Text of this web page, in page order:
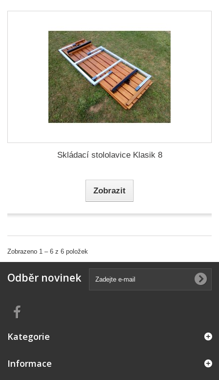
Skládací stololavice Klasik 8
Zobrazit
Zobrazeno 1 – 6 z 6 položek
Odběr novinek
Kategorie
Informace